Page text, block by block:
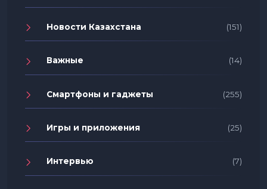
Новости Казахстана (151)
Важные (14)
Смартфоны и гаджеты (255)
Игры и приложения (25)
Интервью (7)